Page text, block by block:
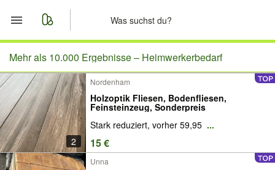
Start
Merkliste
Nachrichten
Anzeige aufgeben
Mehr als 10.000 Ergebnisse – Heimwerkerbedarf
2
Nordenham
Holzoptik Fliesen, Bodenfliesen,
Feinsteinzeug, Sonderpreis
Stark reduziert, vorher 59,95 ...
15 €
Unna